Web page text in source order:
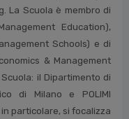
La Scuola è membro di
Education),
Schools) e di
& Management
il Dipartimento di
di Milano e POLIMI
particolare, si focalizza